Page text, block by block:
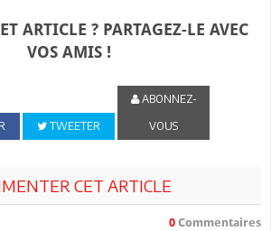
ARTICLE ? PARTAGEZ-LE AVEC
VOS AMIS !
TWEETER
ABONNEZ-
VOUS
CET ARTICLE
0 Commentaires